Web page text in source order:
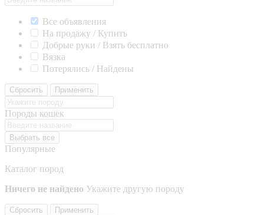
Все объявления
На продажу / Купить
Добрые руки / Взять бесплатно
Вязка
Потерялись / Найдены
Сбросить Применить
Породы кошек
Выбрать все
Популярные
Каталог пород
Ничего не найдено Укажите другую породу
Сбросить Применить